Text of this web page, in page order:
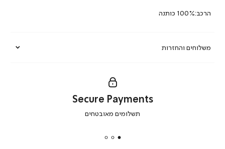
משלוחים והחזרות
הרכב:100% כותנה
secure
|
Secure Payments
תשלומים מאובטחים